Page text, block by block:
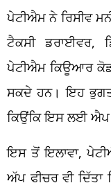
ਪੇਟੀਐਮ ਨੇ ਰਿਸੀਵ
ਟੈਕਸੀ ਡਰਾਈਵਰ,
ਪੇਟੀਐਮ ਕਿਊਆਰ
ਸਕਦੇ ਹਨ। ਇਹ
ਕਿਉਂਕਿ ਇਸ ਲਈ ਐਪ
ਇਸ ਤੋਂ ਇਲਾਵਾ,
ਅੱਪ ਫੀਚਰ ਵੀ